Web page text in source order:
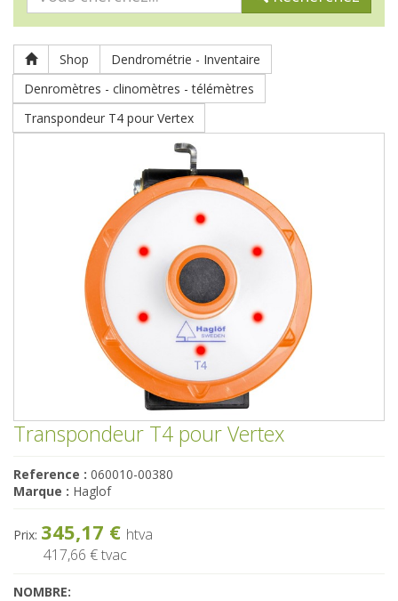
Shop
Dendrométrie - Inventaire
Denromètres - clinomètres - télémètres
Transpondeur T4 pour Vertex
Transpondeur T4 pour Vertex
Reference : 060010-00380
Marque : Haglof
Prix: 345,17 € htva
417,66 €tvac
NOMBRE: